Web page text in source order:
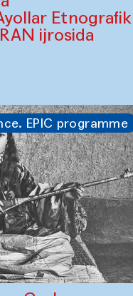
Etnografik
ijrosida
EPIC programme